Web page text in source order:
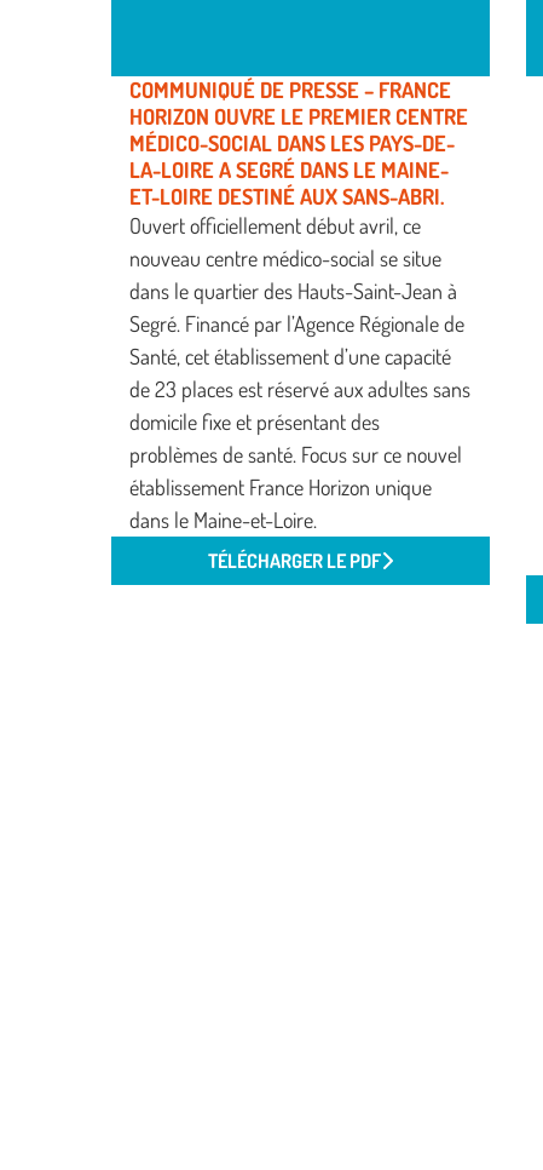
COMMUNIQUÉ DE PRESSE – FRANCE
HORIZON OUVRE LE PREMIER CENTRE
MÉDICO-SOCIAL DANS LES PAYS-DE-
LA-LOIRE A SEGRÉ DANS LE MAINE-
ET-LOIRE DESTINÉ AUX SANS-ABRI.
Ouvert officiellement début avril, ce
nouveau centre médico-social se situe
dans le quartier des Hauts-Saint-Jean à
Segré. Financé par l’Agence Régionale de
Santé, cet établissement d’une capacité
de 23 places est réservé aux adultes sans
domicile fixe et présentant des
problèmes de santé. Focus sur ce nouvel
établissement France Horizon unique
dans le Maine-et-Loire.
TÉLÉCHARGER LE PDF